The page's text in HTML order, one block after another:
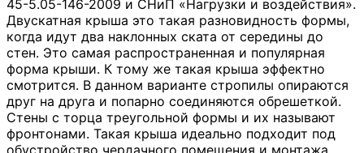
45-5.05-146-2009 и СНиП «Нагрузки и воздействия».
Двускатная крыша это такая разновидность формы,
когда идут два наклонных ската от середины до
стен. Это самая распространенная и популярная
форма крыши. К тому же такая крыша эффектно
смотрится. В данном варианте стропилы опираются
друг на друга и попарно соединяются обрешеткой.
Стены с торца треугольной формы и их называют
фронтонами. Такая крыша идеально подходит под